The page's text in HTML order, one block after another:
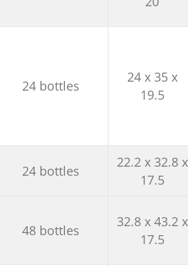
24 bottles
24 x 35 x
19.5
24 bottles
22.2 x 32.8 x
17.5
48 bottles
32.8 x 43.2 x
17.5